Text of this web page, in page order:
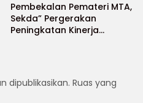
Pembekalan Pemateri MTA,
Sekda” Pergerakan
Peningkatan Kinerja
dipublikasikan. Ruas yang